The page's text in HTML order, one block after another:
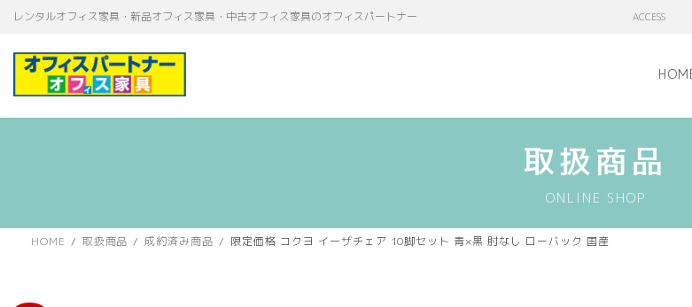
テ
ゲ
レンタルオフィス家具・新品オフィス家具・中古オフィス家具のオフィスパートナー ACCESS
取扱商品
ONLINE SHOP
HOME 取扱商品 成約済み商品 限定価格 コクヨ イーザチェア 10脚セット 青×黒 肘なし ローバック 国産